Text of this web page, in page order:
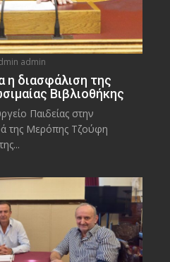
admin
η διασφάλιση της
Βιβλιοθήκης
Παιδείας στην
της Μερόπης Τζούφη